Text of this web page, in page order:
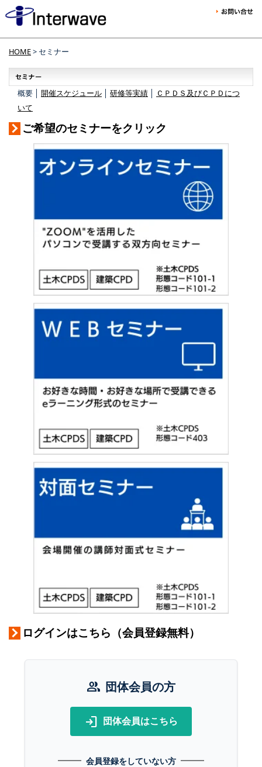
HOME> セミナー
概要 │ 開催スケジュール 研修等実績
ＣＰＤＳ及びＣＰＤにつ
いて
ご希望のセミナーをクリック
ログインはこちら（会員登録無料）
group 団体会員の方
login 団体会員はこちら
会員登録をしていない方